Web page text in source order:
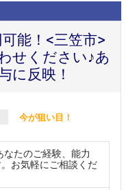
能！<三笠市>
せください♪あ
に反映！
今が狙い目！
たのご経験、能力
お気軽にご相談くだ